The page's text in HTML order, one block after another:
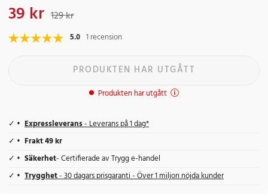
Nuvarande pris
39 kr 129 kr
5.0 1 recension
PRODUKTEN HAR UTGÅTT
Produkten har utgått
Expressleverans- Leverans på 1 dag*
Frakt 49 kr
Säkerhet- Certifierade av Trygg e-handel
Trygghet- 30 dagars prisgaranti - Över 1 miljon nöjda kunder